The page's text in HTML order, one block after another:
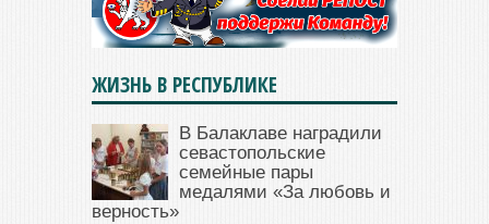
ЖИЗНЬ В РЕСПУБЛИКЕ
В Балаклаве наградили
севастопольские
семейные пары
медалями «За любовь и
верность»